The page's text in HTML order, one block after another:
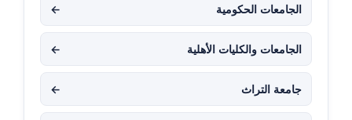
الجامعات الحكومية ←
الجامعات والكليات الأهلية ←
جامعة التراث ←